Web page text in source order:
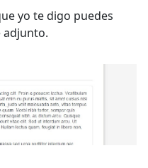
yo te digo puedes
adjunto.